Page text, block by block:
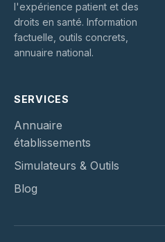
l'expérience patient et des
droits en santé. Information
factuelle, outils concrets,
annuaire national.
SERVICES
Annuaire
établissements
Simulateurs & Outils
Blog